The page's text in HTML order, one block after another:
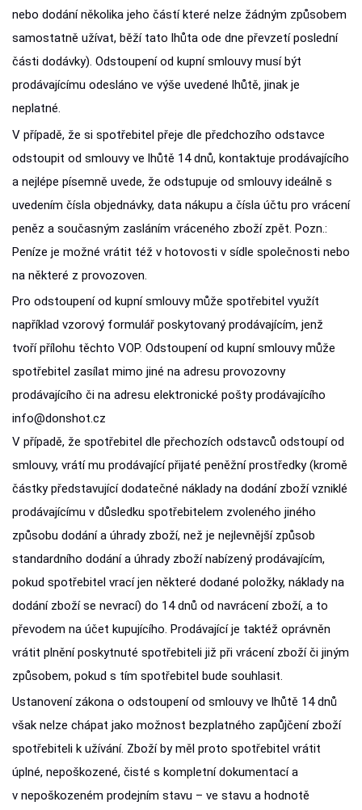
nebo dodání několika jeho částí které nelze žádným způsobem
samostatně užívat, běží tato lhůta ode dne převzetí poslední
části dodávky). Odstoupení od kupní smlouvy musí být
prodávajícímu odesláno ve výše uvedené lhůtě, jinak je
neplatné.
V případě, že si spotřebitel přeje dle předchozího odstavce
odstoupit od smlouvy ve lhůtě 14 dnů, kontaktuje prodávajícího
a nejlépe písemně uvede, že odstupuje od smlouvy ideálně s
uvedením čísla objednávky, data nákupu a čísla účtu pro vrácení
peněz a současným zasláním vráceného zboží zpět. Pozn.:
Peníze je možné vrátit též v hotovosti v sídle společnosti nebo
na některé z provozoven.
Pro odstoupení od kupní smlouvy může spotřebitel využít
například vzorový formulář poskytovaný prodávajícím, jenž
tvoří přílohu těchto VOP. Odstoupení od kupní smlouvy může
spotřebitel zasílat mimo jiné na adresu provozovny
prodávajícího či na adresu elektronické pošty prodávajícího
info@donshot.cz
V případě, že spotřebitel dle přechozích odstavců odstoupí od
smlouvy, vrátí mu prodávající přijaté peněžní prostředky (kromě
částky představující dodatečné náklady na dodání zboží vzniklé
prodávajícímu v důsledku spotřebitelem zvoleného jiného
způsobu dodání a úhrady zboží, než je nejlevnější způsob
standardního dodání a úhrady zboží nabízený prodávajícím,
pokud spotřebitel vrací jen některé dodané položky, náklady na
dodání zboží se nevrací) do 14 dnů od navrácení zboží, a to
převodem na účet kupujícího. Prodávající je taktéž oprávněn
vrátit plnění poskytnuté spotřebiteli již při vrácení zboží či jiným
způsobem, pokud s tím spotřebitel bude souhlasit.
Ustanovení zákona o odstoupení od smlouvy ve lhůtě 14 dnů
však nelze chápat jako možnost bezplatného zapůjčení zboží
spotřebiteli k užívání. Zboží by měl proto spotřebitel vrátit
úplné, nepoškozené, čisté s kompletní dokumentací a
v nepoškozeném prodejním stavu – ve stavu a hodnotě